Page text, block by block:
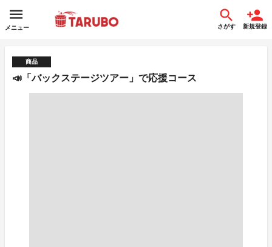
メニュー さがす 新規登録
商品
📣「バックステージツアー」で応援コース